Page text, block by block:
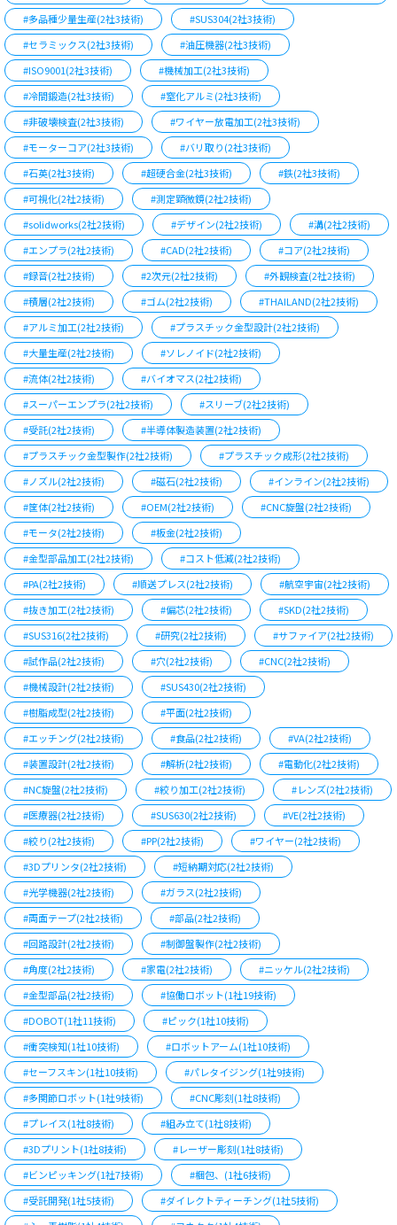
#多品種少量生産(2社3技術)
#SUS304(2社3技術)
#セラミックス(2社3技術)
#油圧機器(2社3技術)
#ISO9001(2社3技術)
#機械加工(2社3技術)
#冷間鍛造(2社3技術)
#窒化アルミ(2社3技術)
#非破壊検査(2社3技術)
#ワイヤー放電加工(2社3技術)
#モーターコア(2社3技術)
#バリ取り(2社3技術)
#石英(2社3技術)
#超硬合金(2社3技術)
#鉄(2社3技術)
#可視化(2社2技術)
#測定顕微鏡(2社2技術)
#solidworks(2社2技術)
#デザイン(2社2技術)
#溝(2社2技術)
#エンプラ(2社2技術)
#CAD(2社2技術)
#コア(2社2技術)
#録音(2社2技術)
#2次元(2社2技術)
#外観検査(2社2技術)
#積層(2社2技術)
#ゴム(2社2技術)
#THAILAND(2社2技術)
#アルミ加工(2社2技術)
#プラスチック金型設計(2社2技術)
#大量生産(2社2技術)
#ソレノイド(2社2技術)
#流体(2社2技術)
#バイオマス(2社2技術)
#スーパーエンプラ(2社2技術)
#スリーブ(2社2技術)
#受託(2社2技術)
#半導体製造装置(2社2技術)
#プラスチック金型製作(2社2技術)
#プラスチック成形(2社2技術)
#ノズル(2社2技術)
#磁石(2社2技術)
#インライン(2社2技術)
#筐体(2社2技術)
#OEM(2社2技術)
#CNC旋盤(2社2技術)
#モータ(2社2技術)
#板金(2社2技術)
#金型部品加工(2社2技術)
#コスト低減(2社2技術)
#PA(2社2技術)
#順送プレス(2社2技術)
#航空宇宙(2社2技術)
#抜き加工(2社2技術)
#偏芯(2社2技術)
#SKD(2社2技術)
#SUS316(2社2技術)
#研究(2社2技術)
#サファイア(2社2技術)
#試作品(2社2技術)
#穴(2社2技術)
#CNC(2社2技術)
#機械設計(2社2技術)
#SUS430(2社2技術)
#樹脂成型(2社2技術)
#平面(2社2技術)
#エッチング(2社2技術)
#食品(2社2技術)
#VA(2社2技術)
#装置設計(2社2技術)
#解析(2社2技術)
#電動化(2社2技術)
#NC旋盤(2社2技術)
#絞り加工(2社2技術)
#レンズ(2社2技術)
#医療器(2社2技術)
#SUS630(2社2技術)
#VE(2社2技術)
#絞り(2社2技術)
#PP(2社2技術)
#ワイヤー(2社2技術)
#3Dプリンタ(2社2技術)
#短納期対応(2社2技術)
#光学機器(2社2技術)
#ガラス(2社2技術)
#両面テープ(2社2技術)
#部品(2社2技術)
#回路設計(2社2技術)
#制御盤製作(2社2技術)
#角度(2社2技術)
#家電(2社2技術)
#ニッケル(2社2技術)
#金型部品(2社2技術)
#協働ロボット(1社19技術)
#DOBOT(1社11技術)
#ピック(1社10技術)
#衝突検知(1社10技術)
#ロボットアーム(1社10技術)
#セーフスキン(1社10技術)
#パレタイジング(1社9技術)
#多関節ロボット(1社9技術)
#CNC彫刻(1社8技術)
#プレイス(1社8技術)
#組み立て(1社8技術)
#3Dプリント(1社8技術)
#レーザー彫刻(1社8技術)
#ビンピッキング(1社7技術)
#梱包、(1社6技術)
#受託開発(1社5技術)
#ダイレクトティーチング(1社5技術)